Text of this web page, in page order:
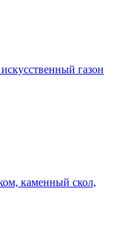
газон
каменный скол,